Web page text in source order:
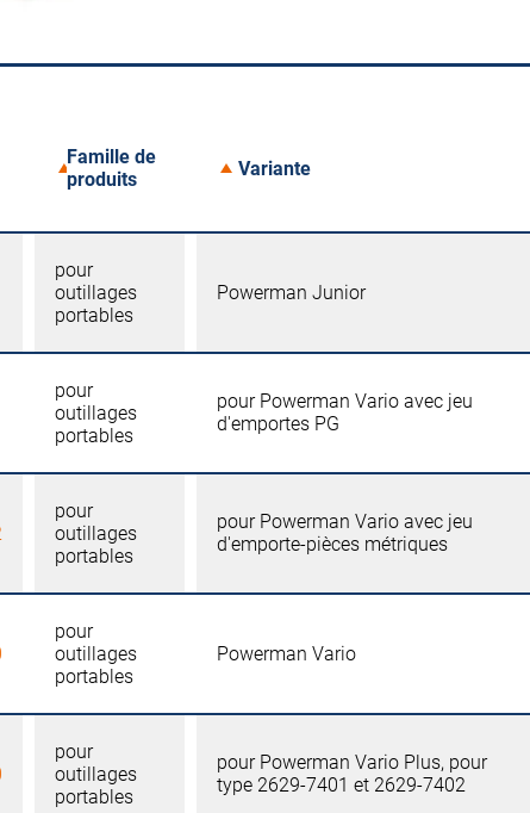
Famille de
produits
Variante
pour
outillages
portables
Powerman Junior
pour
outillages
portables
pour Powerman Vario avec jeu
d'emportes PG
pour
outillages
portables
pour Powerman Vario avec jeu
d'emporte-pièces métriques
pour
outillages
portables
Powerman Vario
pour
outillages
portables
pour Powerman Vario Plus, pour
type 2629-7401 et 2629-7402